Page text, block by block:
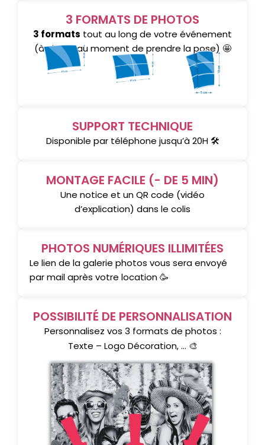
3 FORMATS DE PHOTOS
3 formats tout au long de votre événement
(à choisir au moment de prendre la pose) 🤩
SUPPORT TECHNIQUE
Disponible par téléphone jusqu’à 20H 🛠️
MONTAGE FACILE (- DE 5 MIN)
Une notice et un QR code (vidéo
d’explication) dans le colis
PHOTOS NUMÉRIQUES ILLIMITÉES
Le lien de la galerie photos vous sera envoyé
par mail après votre location 🥳
POSSIBILITÉ DE PERSONNALISATION
Personnalisez vos 3 formats de photos :
Texte – Logo Décoration, … 🎨